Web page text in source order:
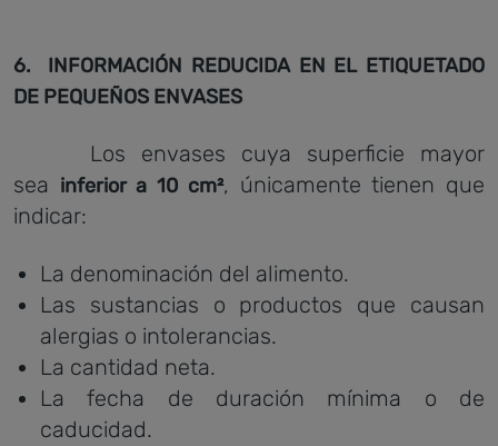
6.
INFORMACIÓN REDUCIDA EN EL ETIQUETADO
DE PEQUEÑOS ENVASES
Los envases cuya superficie mayor
sea inferior a 10 cm², únicamente tienen que
indicar:
La denominación del alimento.
Las sustancias o productos que causan
alergias o intolerancias.
La cantidad neta.
La fecha de duración mínima o de
caducidad.